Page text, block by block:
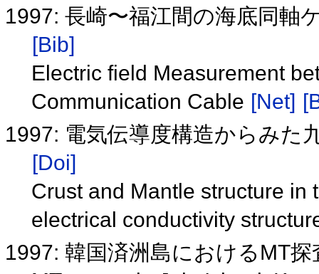
1997: 長崎〜福江間の海底同軸
[Bib]
Electric field Measurement
Communication Cable [Net]
1997: 電気伝導度構造からみた
[Doi]
Crust and Mantle structure in
electrical conductivity
1997: 韓国済洲島におけるMT